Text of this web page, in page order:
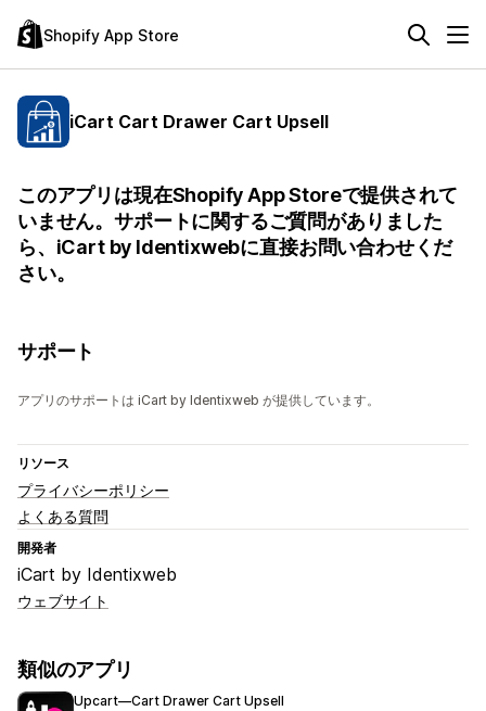
Shopify App Store
iCart Cart Drawer Cart Upsell
このアプリは現在Shopify App Storeで提供されて
いません。サポートに関するご質問がありました
ら、iCart by Identixwebに直接お問い合わせくだ
さい。
サポート
アプリのサポートは iCart by Identixweb が提供しています。
リソース
プライバシーポリシー
よくある質問
開発者
iCart by Identixweb
ウェブサイト
類似のアプリ
Upcart—Cart Drawer Cart Upsell